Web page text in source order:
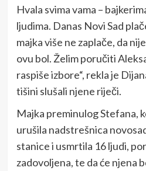
Hvala svima vama –
ljudima. Danas Novi Sad
majka više ne zaplače, da
ovu bol. Želim poručiti
raspiše izbore“, rekla je
tišini slušali njene riječi.
Majka preminulog Stefana,
urušila nadstrešnica
stanice i usmrtila 16 ljudi,
zadovoljena, te da će njena